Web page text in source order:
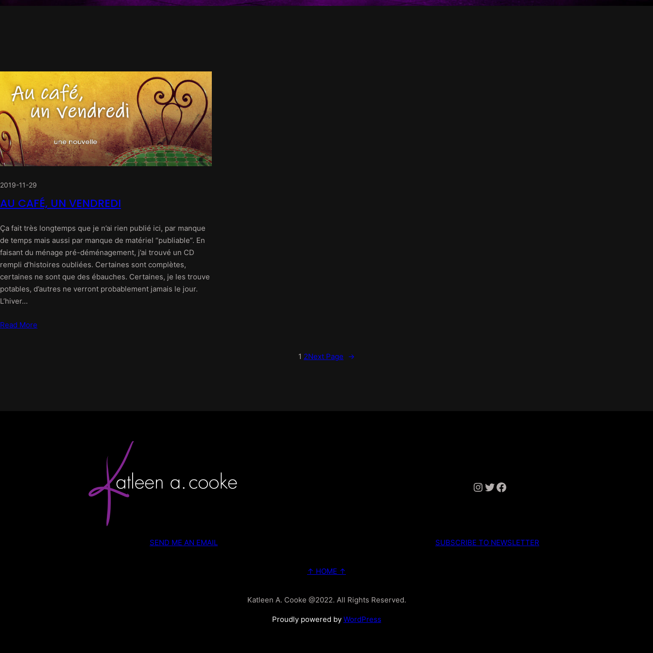
2019-11-29
AU CAFÉ, UN VENDREDI
Ça fait très longtemps que je n’ai rien publié ici, par manque
de temps mais aussi par manque de matériel “publiable”. En
faisant du ménage pré-déménagement, j’ai trouvé un CD
rempli d’histoires oubliées. Certaines sont complètes,
certaines ne sont que des ébauches. Certaines, je les trouve
potables, d’autres ne verront probablement jamais le jour.
L’hiver…
Read More
1 2Next Page →
Instagram Twitter Facebook
SEND ME AN EMAIL SUBSCRIBE TO NEWSLETTER
↑ HOME ↑
Katleen A. Cooke @2022. All Rights Reserved.
Proudly powered by WordPress